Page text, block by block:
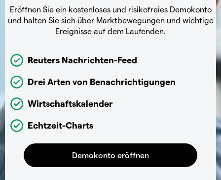
Eröffnen Sie ein kostenloses und risikofreies Demokonto
und halten Sie sich über Marktbewegungen und wichtige
Ereignisse auf dem Laufenden.
Reuters Nachrichten-Feed
Drei Arten von Benachrichtigungen
Wirtschaftskalender
Echtzeit-Charts